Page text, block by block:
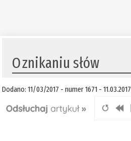
O znikaniu słów
Dodano: 11/03/2017 - numer 1671 - 11.03.2017